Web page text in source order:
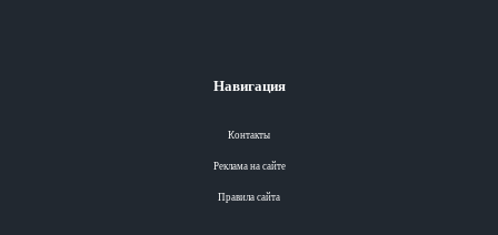
Навигация
Контакты
Реклама на сайте
Правила сайта